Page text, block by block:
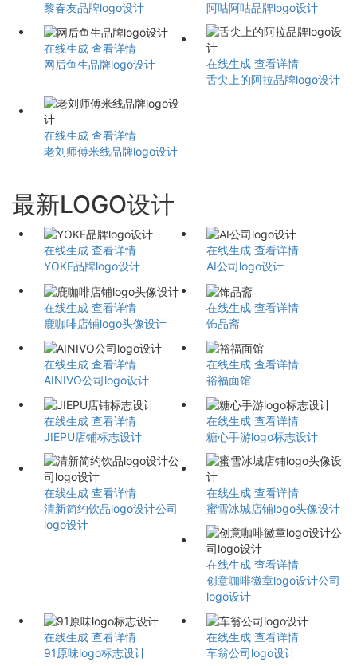
黎春友品牌logo设计
阿咕阿咕品牌logo设计
在线生成 查看详情
网后鱼生品牌logo设计
在线生成 查看详情
舌尖上的阿拉品牌logo设计
在线生成 查看详情
老刘师傅米线品牌logo设计
最新LOGO设计
在线生成 查看详情
YOKE品牌logo设计
在线生成 查看详情
AI公司logo设计
在线生成 查看详情
鹿咖啡店铺logo头像设计
在线生成 查看详情
饰品斋
在线生成 查看详情
AINIVO公司logo设计
在线生成 查看详情
裕福面馆
在线生成 查看详情
JIEPU店铺标志设计
在线生成 查看详情
糖心手游logo标志设计
在线生成 查看详情
清新简约饮品logo设计公司
logo设计
在线生成 查看详情
蜜雪冰城店铺logo头像设计
在线生成 查看详情
创意咖啡徽章logo设计公司
logo设计
在线生成 查看详情
91原味logo标志设计
在线生成 查看详情
车翁公司logo设计